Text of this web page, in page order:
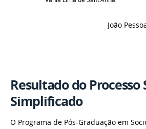
João
Resultado do Processo
Simplificado
O Programa de Pós-Graduação em